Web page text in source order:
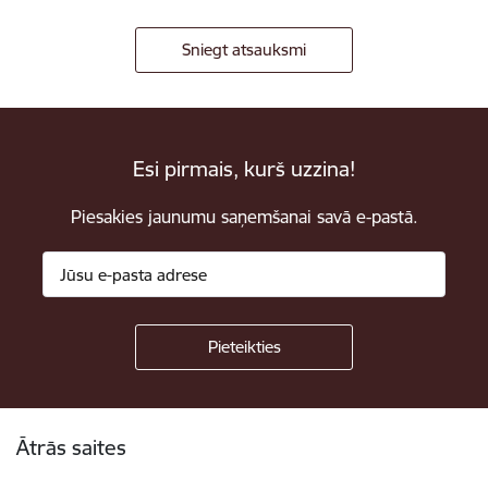
Sniegt atsauksmi
Esi pirmais, kurš uzzina!
Piesakies jaunumu saņemšanai savā e-pastā.
Ātrās saites